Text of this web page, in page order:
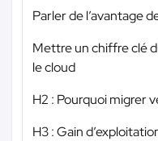
Parler de l’avantage
Mettre un chiffre clé
le cloud
H2 : Pourquoi migrer
H3 : Gain